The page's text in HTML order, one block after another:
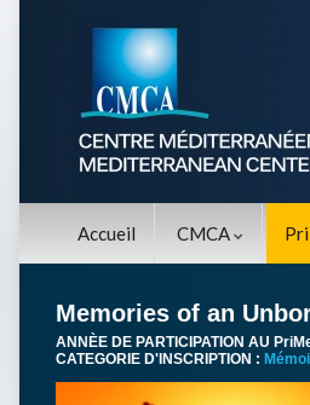
Accueil CMCA
Memories of an
ANNÈE DE PARTICIPATION AU
CATEGORIE D'INSCRIPTION :